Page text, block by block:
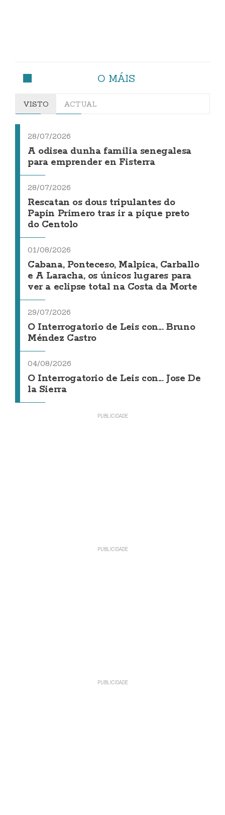
O MÁIS
VISTO ACTUAL
28/07/2026
A odisea dunha familia senegalesa
para emprender en Fisterra
28/07/2026
Rescatan os dous tripulantes do
Papin Primero tras ir a pique preto
do Centolo
01/08/2026
Cabana, Ponteceso, Malpica, Carballo
e A Laracha, os únicos lugares para
ver a eclipse total na Costa da Morte
29/07/2026
O Interrogatorio de Leis con... Bruno
Méndez Castro
04/08/2026
O Interrogatorio de Leis con... Jose De
la Sierra